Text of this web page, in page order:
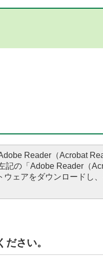
Reader（Acrobat
記の「Adobe Reader（
ェアをダウンロードし
さい。